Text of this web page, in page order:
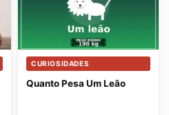
CURIOSIDADES
Quanto Pesa Um Leão